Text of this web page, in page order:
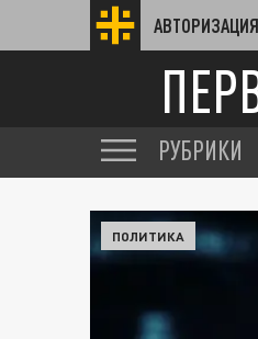
АВТОРИЗАЦИЯ
РУБРИКИ
ПОЛИТИКА